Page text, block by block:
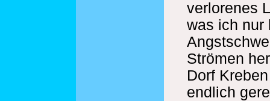
verlorenes
was ich nur
Strömen
Dorf
endlich